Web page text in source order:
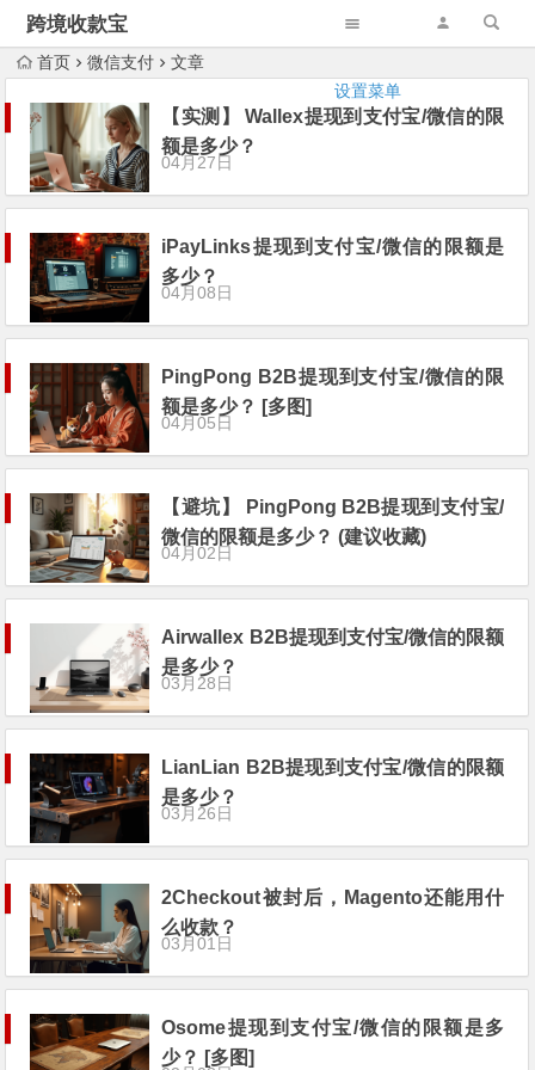
跨境收款宝
设置菜单
首页 微信支付 文章
【实测】 Wallex提现到支付宝/微信的限
额是多少？
04月27日
iPayLinks提现到支付宝/微信的限额是
多少？
04月08日
PingPong B2B提现到支付宝/微信的限
额是多少？ [多图]
04月05日
【避坑】 PingPong B2B提现到支付宝/
微信的限额是多少？ (建议收藏)
04月02日
Airwallex B2B提现到支付宝/微信的限额
是多少？
03月28日
LianLian B2B提现到支付宝/微信的限额
是多少？
03月26日
2Checkout被封后，Magento还能用什
么收款？
03月01日
Osome提现到支付宝/微信的限额是多
少？ [多图]